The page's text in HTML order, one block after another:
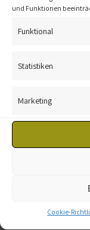
und Funktionen
Funktional
Statistiken
Marketing
Cookie-
Kommentar
Name